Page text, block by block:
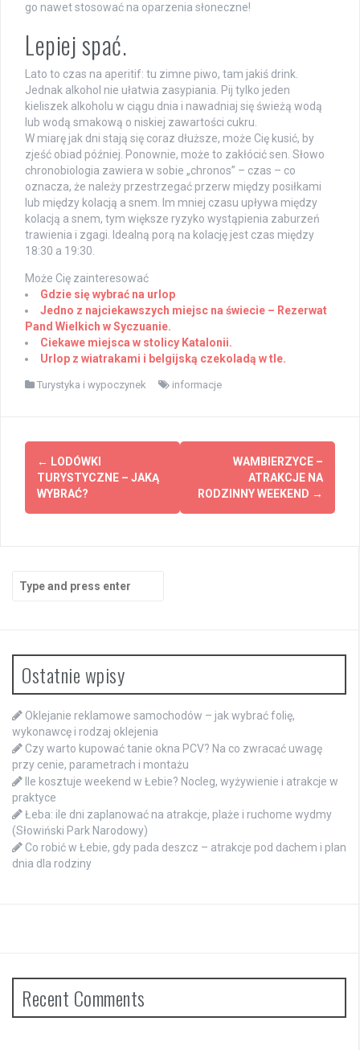
go nawet stosować na oparzenia słoneczne!
Lepiej spać.
Lato to czas na aperitif: tu zimne piwo, tam jakiś drink.
Jednak alkohol nie ułatwia zasypiania. Pij tylko jeden
kieliszek alkoholu w ciągu dnia i nawadniaj się świeżą wodą
lub wodą smakową o niskiej zawartości cukru.
W miarę jak dni stają się coraz dłuższe, może Cię kusić, by
zjeść obiad później. Ponownie, może to zakłócić sen. Słowo
chronobiologia zawiera w sobie „chronos” – czas – co
oznacza, że należy przestrzegać przerw między posiłkami
lub między kolacją a snem. Im mniej czasu upływa między
kolacją a snem, tym większe ryzyko wystąpienia zaburzeń
trawienia i zgagi. Idealną porą na kolację jest czas między
18:30 a 19:30.
Może Cię zainteresować
Gdzie się wybrać na urlop
Jedno z najciekawszych miejsc na świecie – Rezerwat
Pand Wielkich w Syczuanie.
Ciekawe miejsca w stolicy Katalonii.
Urlop z wiatrakami i belgijską czekoladą w tle.
Turystyka i wypoczynek informacje
Post
navigation
← LODÓWKI
TURYSTYCZNE – JAKĄ
WYBRAĆ?
WAMBIERZYCE –
ATRAKCJE NA
RODZINNY WEEKEND →
for:
Ostatnie wpisy
Oklejanie reklamowe samochodów – jak wybrać folię,
wykonawcę i rodzaj oklejenia
Czy warto kupować tanie okna PCV? Na co zwracać uwagę
przy cenie, parametrach i montażu
Ile kosztuje weekend w Łebie? Nocleg, wyżywienie i atrakcje w
praktyce
Łeba: ile dni zaplanować na atrakcje, plaże i ruchome wydmy
(Słowiński Park Narodowy)
Co robić w Łebie, gdy pada deszcz – atrakcje pod dachem i plan
dnia dla rodziny
Recent Comments